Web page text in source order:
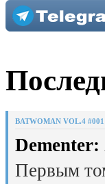
BATWOMAN VOL.4 #001
Dementer:
Первым